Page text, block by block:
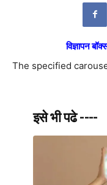
विज्ञापन
The specified
इसे भी पढे ----